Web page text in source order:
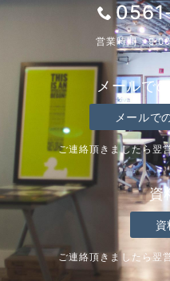
営業時間：
メールで
メールで
ご連絡頂きましたら翌
資
ご連絡頂きましたら翌